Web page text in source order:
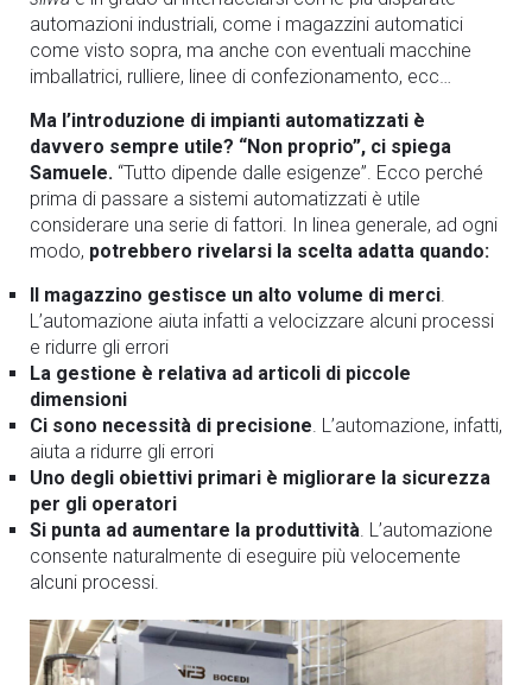
automazioni industriali, come i magazzini automatici
come visto sopra, ma anche con eventuali macchine
imballatrici, rulliere, linee di confezionamento, ecc…
Ma l’introduzione di impianti automatizzati è
davvero sempre utile? “Non proprio”, ci spiega
Samuele. “Tutto dipende dalle esigenze”. Ecco perché
prima di passare a sistemi automatizzati è utile
considerare una serie di fattori. In linea generale, ad ogni
modo, potrebbero rivelarsi la scelta adatta quando:
Il magazzino gestisce un alto volume di merci.
L’automazione aiuta infatti a velocizzare alcuni processi
e ridurre gli errori
La gestione è relativa ad articoli di piccole
dimensioni
Ci sono necessità di precisione. L’automazione, infatti,
aiuta a ridurre gli errori
Uno degli obiettivi primari è migliorare la sicurezza
per gli operatori
Si punta ad aumentare la produttività. L’automazione
consente naturalmente di eseguire più velocemente
alcuni processi.